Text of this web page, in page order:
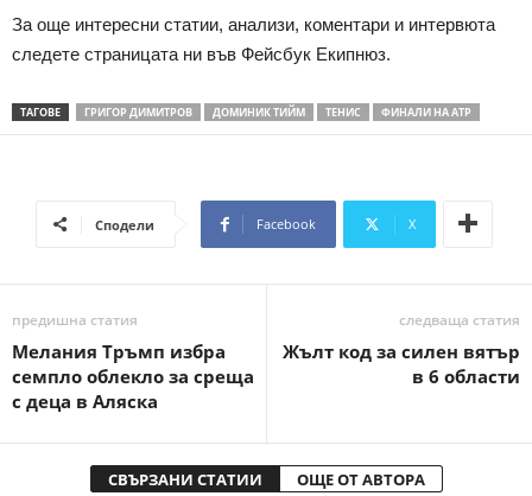
За още интересни статии, анализи, коментари и интервюта
следете страницата ни във Фейсбук Екипнюз.
ТАГОВЕ ГРИГОР ДИМИТРОВ ДОМИНИК ТИЙМ ТЕНИС ФИНАЛИ НА АТР
Сподели Facebook X
предишна статия
Мелания Тръмп избра
семпло облекло за среща
с деца в Аляска
следваща статия
Жълт код за силен вятър
в 6 области
СВЪРЗАНИ СТАТИИ ОЩЕ ОТ АВТОРА